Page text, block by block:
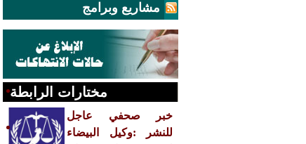
مشاريع وبرامج
مختارات الرابطة
خبر صحفي عاجل
للنشر :وكيل البيضاء